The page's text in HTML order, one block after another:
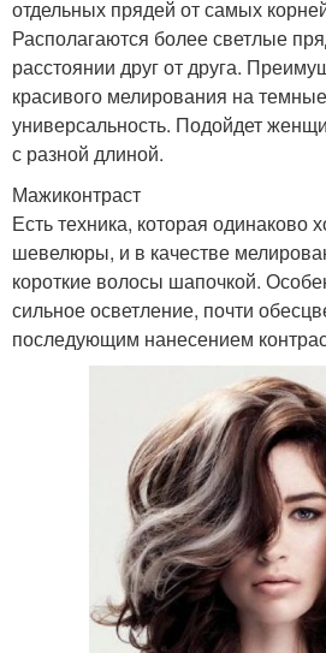
отдельных прядей от самых
Располагаются более светлые
расстоянии друг от друга.
красивого мелирования на
универсальность. Подойдет
с разной длиной.
Мажиконтраст
Есть техника, которая одинаково
шевелюры, и в качестве
короткие волосы шапочкой.
сильное осветление, почти
последующим нанесением